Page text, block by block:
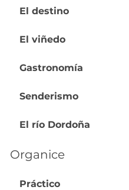
El destino
El viñedo
Gastronomía
Senderismo
El río Dordoña
Organice
Práctico
- France
57 03 11
con nosotros
boletín